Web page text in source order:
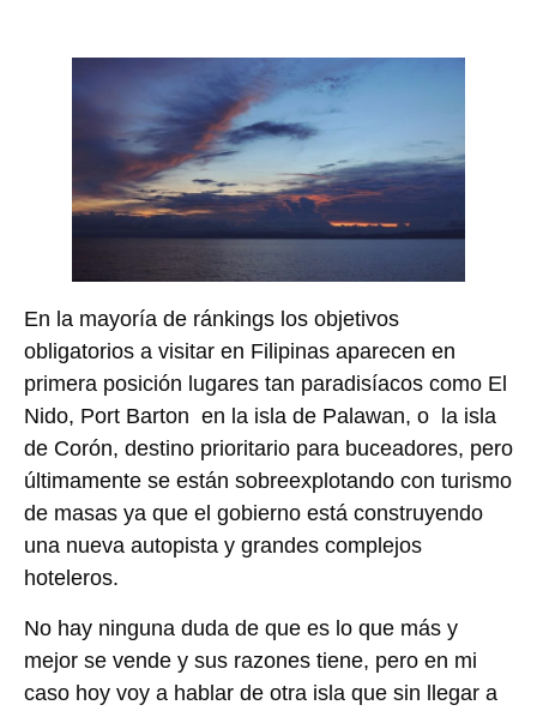
En la mayoría de ránkings los objetivos
obligatorios a visitar en Filipinas aparecen en
primera posición lugares tan paradisíacos como El
Nido, Port Barton en la isla de Palawan, o la isla
de Corón, destino prioritario para buceadores, pero
últimamente se están sobreexplotando con turismo
de masas ya que el gobierno está construyendo
una nueva autopista y grandes complejos
hoteleros.
No hay ninguna duda de que es lo que más y
mejor se vende y sus razones tiene, pero en mi
caso hoy voy a hablar de otra isla que sin llegar a